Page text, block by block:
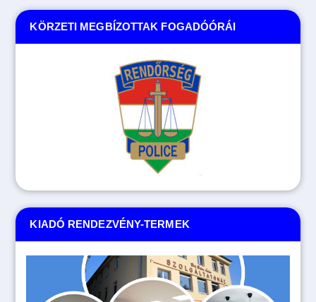
KIADÓ RENDEZVÉNY-TERMEK
KÖRZETI MEGBÍZOTTAK FOGADÓÓRÁI